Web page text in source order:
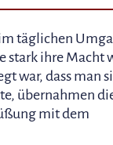
täglichen
stark ihre Macht
war, dass man
übernahmen
mit dem